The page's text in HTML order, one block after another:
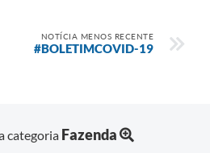
NOTÍCIA MENOS RECENTE
#BOLETIMCOVID-19
categoria Fazenda